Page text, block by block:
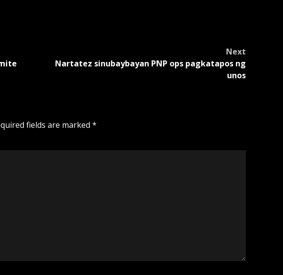
Next
Nartatez sinubaybayan PNP ops pagkatapos ng
unos
fields are marked *